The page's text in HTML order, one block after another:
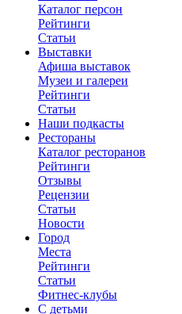
Каталог персон
Рейтинги
Статьи
Выставки
Афиша выставок
Музеи и галереи
Рейтинги
Статьи
Наши подкасты
Рестораны
Каталог ресторанов
Рейтинги
Отзывы
Рецензии
Статьи
Новости
Город
Места
Рейтинги
Статьи
Фитнес-клубы
С детьми